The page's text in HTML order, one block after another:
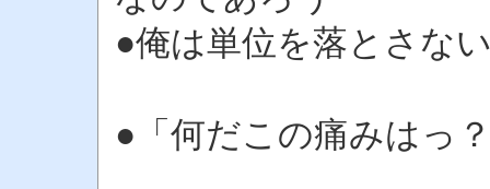
●俺は単位を落とさな
●「何だこの痛みはっ